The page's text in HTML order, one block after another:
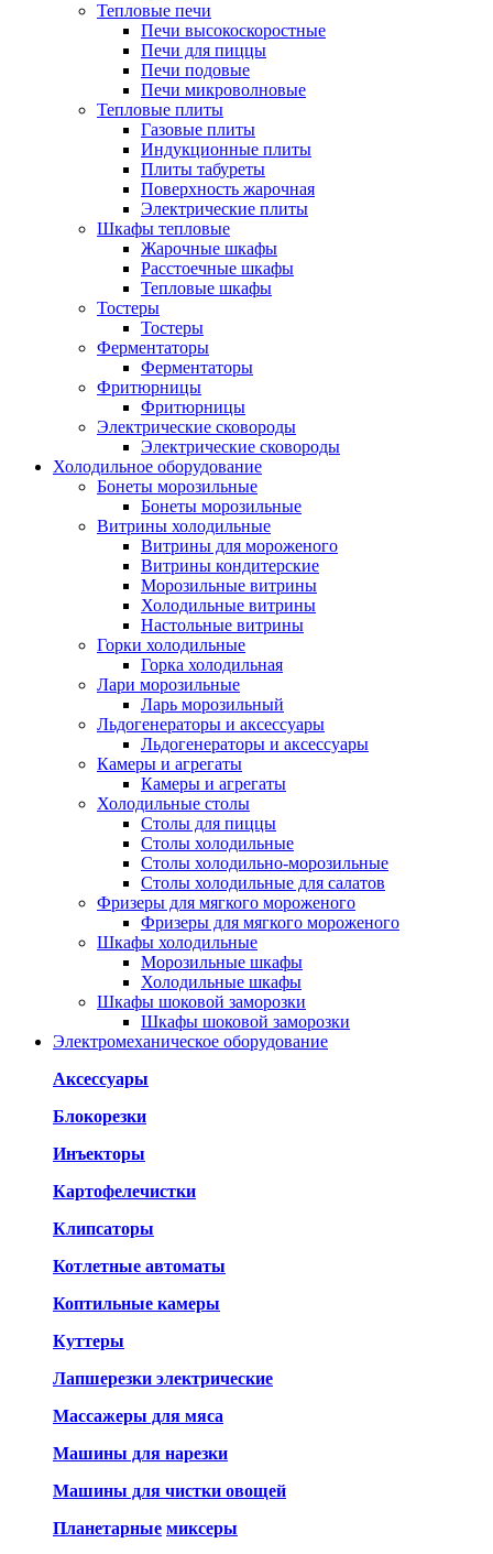
Тепловые печи
Печи высокоскоростные
Печи для пиццы
Печи подовые
Печи микроволновые
Тепловые плиты
Газовые плиты
Индукционные плиты
Плиты табуреты
Поверхность жарочная
Электрические плиты
Шкафы тепловые
Жарочные шкафы
Расстоечные шкафы
Тепловые шкафы
Тостеры
Тостеры
Ферментаторы
Ферментаторы
Фритюрницы
Фритюрницы
Электрические сковороды
Электрические сковороды
Холодильное оборудование
Бонеты морозильные
Бонеты морозильные
Витрины холодильные
Витрины для мороженого
Витрины кондитерские
Морозильные витрины
Холодильные витрины
Настольные витрины
Горки холодильные
Горка холодильная
Лари морозильные
Ларь морозильный
Льдогенераторы и аксессуары
Льдогенераторы и аксессуары
Камеры и агрегаты
Камеры и агрегаты
Холодильные столы
Столы для пиццы
Столы холодильные
Столы холодильно-морозильные
Столы холодильные для салатов
Фризеры для мягкого мороженого
Фризеры для мягкого мороженого
Шкафы холодильные
Mорозильные шкафы
Холодильные шкафы
Шкафы шоковой заморозки
Шкафы шоковой заморозки
Электромеханическое оборудование
Аксессуары
Блокорезки
Инъекторы
Картофелечистки
Клипсаторы
Котлетные автоматы
Коптильные камеры
Куттеры
Лапшерезки электрические
Массажеры для мяса
Машины для нарезки
Машины для чистки овощей
Планетарные миксеры